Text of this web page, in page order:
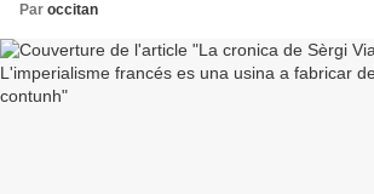
Par occitan